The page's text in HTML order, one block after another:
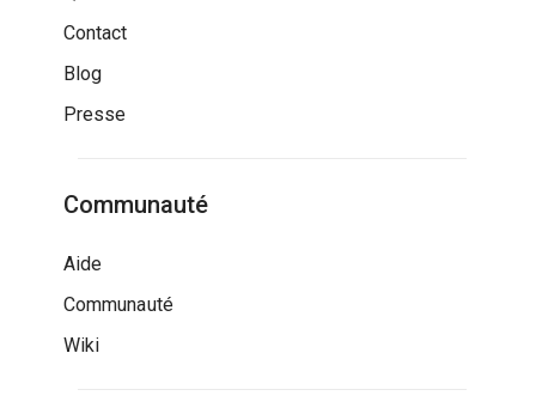
Contact
Blog
Presse
Communauté
Aide
Communauté
Wiki